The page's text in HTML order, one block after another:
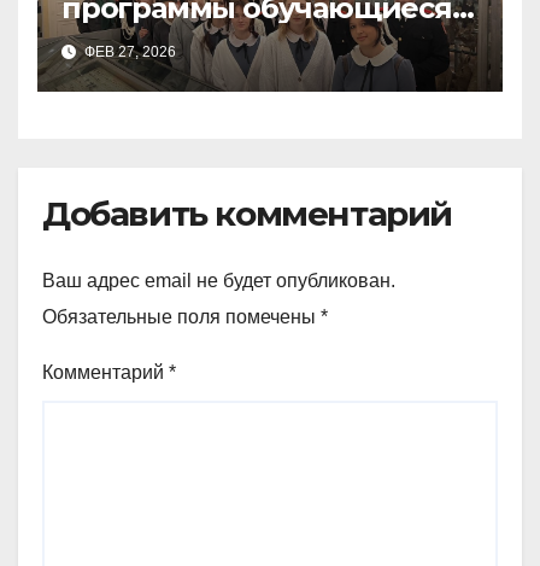
программы обучающиеся
9а,8,9б классов посетили
зоологический музей и
ФЕВ 27, 2026
Добавить комментарий
Ваш адрес email не будет опубликован.
Обязательные поля помечены *
Комментарий *